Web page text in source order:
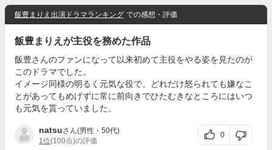
飯豊まりえ出演ドラマランキング での感想・評価
飯豊まりえが主役を務めた作品
飯豊さんのファンになって以来初めて主役をやる姿を見たのが
このドラマでした。
イメージ同様の明るく元気な役で、どれだけ怒られても嫌なこ
とがあってもめげずに常に前向きでひたむきなところにはいつ
も元気を貰っていました。
natsuさん(男性・50代)
1位(100点)の評価
0